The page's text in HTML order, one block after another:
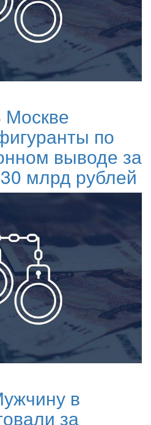
Москве
по
выводе за
млрд рублей
в
за